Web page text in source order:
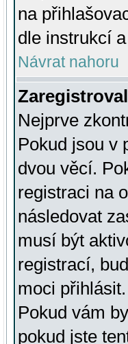
na
dle instrukcí
Návrat nahoru
Nejprve
Pokud jsou v
dvou věcí.
registraci na
následovat
musí být
registrací,
moci
Pokud vám
pokud jste